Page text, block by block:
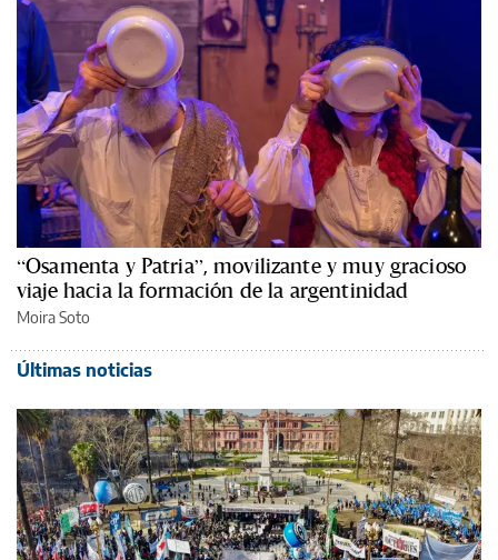
“Osamenta y Patria”, movilizante y muy gracioso
viaje hacia la formación de la argentinidad
Moira Soto
Últimas noticias